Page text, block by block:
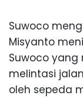
Suwoco
Misyanto
Suwoco
melintasi
oleh sepeda